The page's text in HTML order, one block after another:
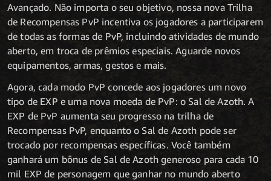
Avançado. Não importa o seu objetivo, nossa nova Trilha
de Recompensas PvP incentiva os jogadores a participarem
de todas as formas de PvP, incluindo atividades de mundo
aberto, em troca de prêmios especiais. Aguarde novos
equipamentos, armas, gestos e mais.
Agora, cada modo PvP concede aos jogadores um novo
tipo de EXP e uma nova moeda de PvP: o Sal de Azoth. A
EXP de PvP aumenta seu progresso na trilha de
Recompensas PvP, enquanto o Sal de Azoth pode ser
trocado por recompensas específicas. Você também
ganhará um bônus de Sal de Azoth generoso para cada 10
mil EXP de personagem que ganhar no mundo aberto